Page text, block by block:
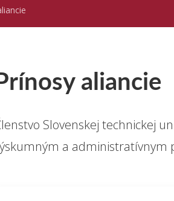
aliancie
Slovenskej technickej
a administratívnym